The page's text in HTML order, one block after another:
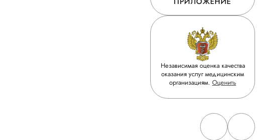
Независимая оценка качества
оказания услуг медицинским
организациям. Оценить